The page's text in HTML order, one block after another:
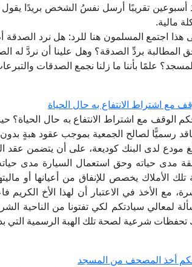
أسبوعين تقريبًا أرسل نفسُ الشخص بريدًا يقول
مالية.
هذا اجتمع المسلمون هنا للرد: هل نرد
المطالبة بردِّ الصدقة؟ وهل علينا أن نردَّ
علمًا بأننا ما زلنا نجمع الصدقات
مع اشتراط الانتفاع به حال الحياة
الوقف مع اشتراط الانتفاع به حال الحياة؟
رسميًّا لصالح الجمعية بموجب عقود هبةٍ
مودع لدى البنك كوديعة، على أن يتضمن عقد
مدى حياته وحق استعمال السيارة مدى
تلك الأملاك يخصص للإنفاق من أعيانها أو
مع الأخذ في الاعتبار أن لهذا الأخ
لمعالي سيادتكم لكي تفتونا من الناحية
تحفظات شرعية لصحة تلك الهبة الرسمية
أخذ المصحف من المسجد